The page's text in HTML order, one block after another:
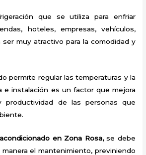
que se utiliza para enfriar
hoteles, empresas, vehículos,
muy atractivo para la comodidad y
permite regular las temperaturas y la
e instalación es un factor que mejora
productividad de las personas que
en Zona Rosa,se debe
manera el mantenimiento, previniendo